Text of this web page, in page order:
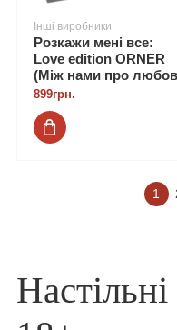
Інші виробники
Розкажи мені все:
Love edition ORNER
(Між нами про
899грн.
1